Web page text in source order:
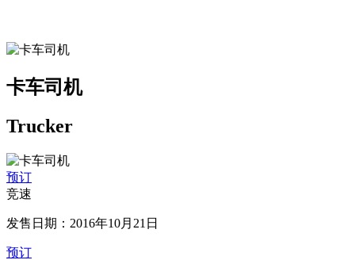
卡车司机
Trucker
预订
竞速
发售日期：2016年10月21日
预订